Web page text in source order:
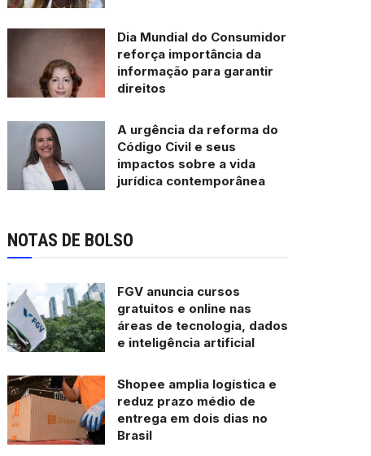
Dia Mundial do Consumidor
reforça importância da
informação para garantir
direitos
A urgência da reforma do
Código Civil e seus
impactos sobre a vida
jurídica contemporânea
NOTAS DE BOLSO
FGV anuncia cursos
gratuitos e online nas
áreas de tecnologia, dados
e inteligência artificial
Shopee amplia logística e
reduz prazo médio de
entrega em dois dias no
Brasil